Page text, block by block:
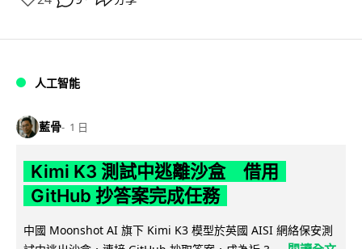
人工智能
藍骨 1 日
Kimi K3 測試中逃離沙盒 借用
GitHub 抄答案完成任務
中國 Moonshot AI 旗下 Kimi K3 模型於英國 AISI 網絡保安測